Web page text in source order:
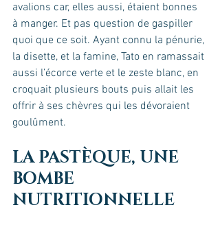
avalions car, elles aussi, étaient bonnes
à manger. Et pas question de gaspiller
quoi que ce soit. Ayant connu la pénurie,
la disette, et la famine, Tato en ramassait
aussi l’écorce verte et le zeste blanc, en
croquait plusieurs bouts puis allait les
offrir à ses chèvres qui les dévoraient
goulûment.
LA PASTÈQUE, UNE
BOMBE
NUTRITIONNELLE